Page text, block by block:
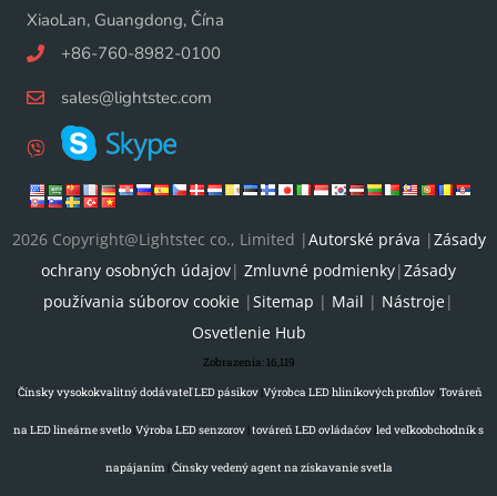
XiaoLan, Guangdong, Čína
+86-760-8982-0100
sales@lightstec.com
2026 Copyright@Lightstec co., Limited |Autorské práva |Zásady
ochrany osobných údajov| Zmluvné podmienky|Zásady
používania súborov cookie |Sitemap | Mail | Nástroje|
Osvetlenie Hub
Zobrazenia: 16,119
|Čínsky vysokokvalitný dodávateľ LED pásikov|Výrobca LED hliníkových profilov|Továreň
na LED lineárne svetlo |Výroba LED senzorov |továreň LED ovládačov |led veľkoobchodník s
napájaním|Čínsky vedený agent na získavanie svetla